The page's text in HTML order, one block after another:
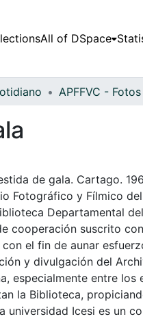
All of DSpace
de gala. Cartago.
Fotográfico y Fílmico
Departamental
cooperación suscrito
el fin de aunar
y divulgación del
especialmente entre los
la Biblioteca,
universidad Icesi es un